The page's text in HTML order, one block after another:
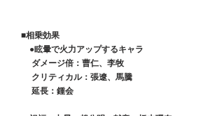
■相乗効果
●眩暈で火力アップするキャラ
ダメージ倍：曹仁、李牧
クリティカル：張遼、馬騰
延長：鍾会